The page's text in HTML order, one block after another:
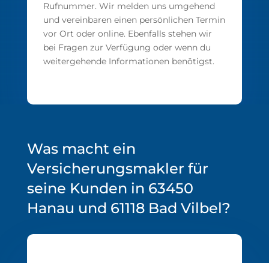
Rufnummer. Wir melden uns umgehend
und vereinbaren einen persönlichen Termin
vor Ort oder online. Ebenfalls stehen wir
bei Fragen zur Verfügung oder wenn du
weitergehende Informationen benötigst.
Was macht ein
Versicherungsmakler für
seine Kunden in 63450
Hanau und 61118 Bad Vilbel?